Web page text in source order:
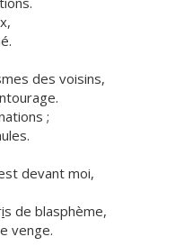
des voisins,
;
devant moi,
is de blasphème,
venge.